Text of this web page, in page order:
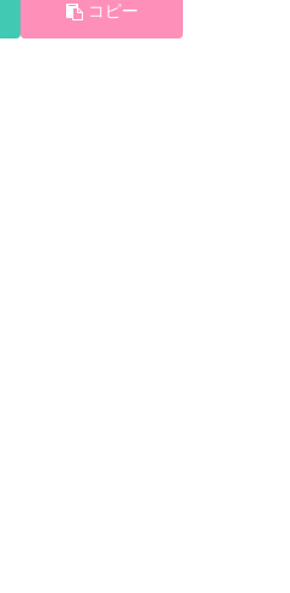
コピー